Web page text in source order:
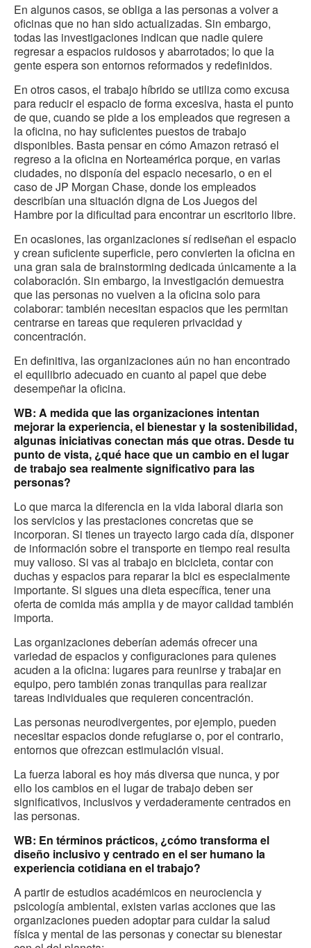
En algunos casos, se obliga a las personas a volver a
oficinas que no han sido actualizadas. Sin embargo,
todas las investigaciones indican que nadie quiere
regresar a espacios ruidosos y abarrotados; lo que la
gente espera son entornos reformados y redefinidos.
En otros casos, el trabajo híbrido se utiliza como excusa
para reducir el espacio de forma excesiva, hasta el punto
de que, cuando se pide a los empleados que regresen a
la oficina, no hay suficientes puestos de trabajo
disponibles. Basta pensar en cómo Amazon retrasó el
regreso a la oficina en Norteamérica porque, en varias
ciudades, no disponía del espacio necesario, o en el
caso de JP Morgan Chase, donde los empleados
describían una situación digna de Los Juegos del
Hambre por la dificultad para encontrar un escritorio libre.
En ocasiones, las organizaciones sí rediseñan el espacio
y crean suficiente superficie, pero convierten la oficina en
una gran sala de brainstorming dedicada únicamente a la
colaboración. Sin embargo, la investigación demuestra
que las personas no vuelven a la oficina solo para
colaborar: también necesitan espacios que les permitan
centrarse en tareas que requieren privacidad y
concentración.
En definitiva, las organizaciones aún no han encontrado
el equilibrio adecuado en cuanto al papel que debe
desempeñar la oficina.
WB: A medida que las organizaciones intentan
mejorar la experiencia, el bienestar y la sostenibilidad,
algunas iniciativas conectan más que otras. Desde tu
punto de vista, ¿qué hace que un cambio en el lugar
de trabajo sea realmente significativo para las
personas?
Lo que marca la diferencia en la vida laboral diaria son
los servicios y las prestaciones concretas que se
incorporan. Si tienes un trayecto largo cada día, disponer
de información sobre el transporte en tiempo real resulta
muy valioso. Si vas al trabajo en bicicleta, contar con
duchas y espacios para reparar la bici es especialmente
importante. Si sigues una dieta específica, tener una
oferta de comida más amplia y de mayor calidad también
importa.
Las organizaciones deberían además ofrecer una
variedad de espacios y configuraciones para quienes
acuden a la oficina: lugares para reunirse y trabajar en
equipo, pero también zonas tranquilas para realizar
tareas individuales que requieren concentración.
Las personas neurodivergentes, por ejemplo, pueden
necesitar espacios donde refugiarse o, por el contrario,
entornos que ofrezcan estimulación visual.
La fuerza laboral es hoy más diversa que nunca, y por
ello los cambios en el lugar de trabajo deben ser
significativos, inclusivos y verdaderamente centrados en
las personas.
WB: En términos prácticos, ¿cómo transforma el
diseño inclusivo y centrado en el ser humano la
experiencia cotidiana en el trabajo?
A partir de estudios académicos en neurociencia y
psicología ambiental, existen varias acciones que las
organizaciones pueden adoptar para cuidar la salud
física y mental de las personas y conectar su bienestar